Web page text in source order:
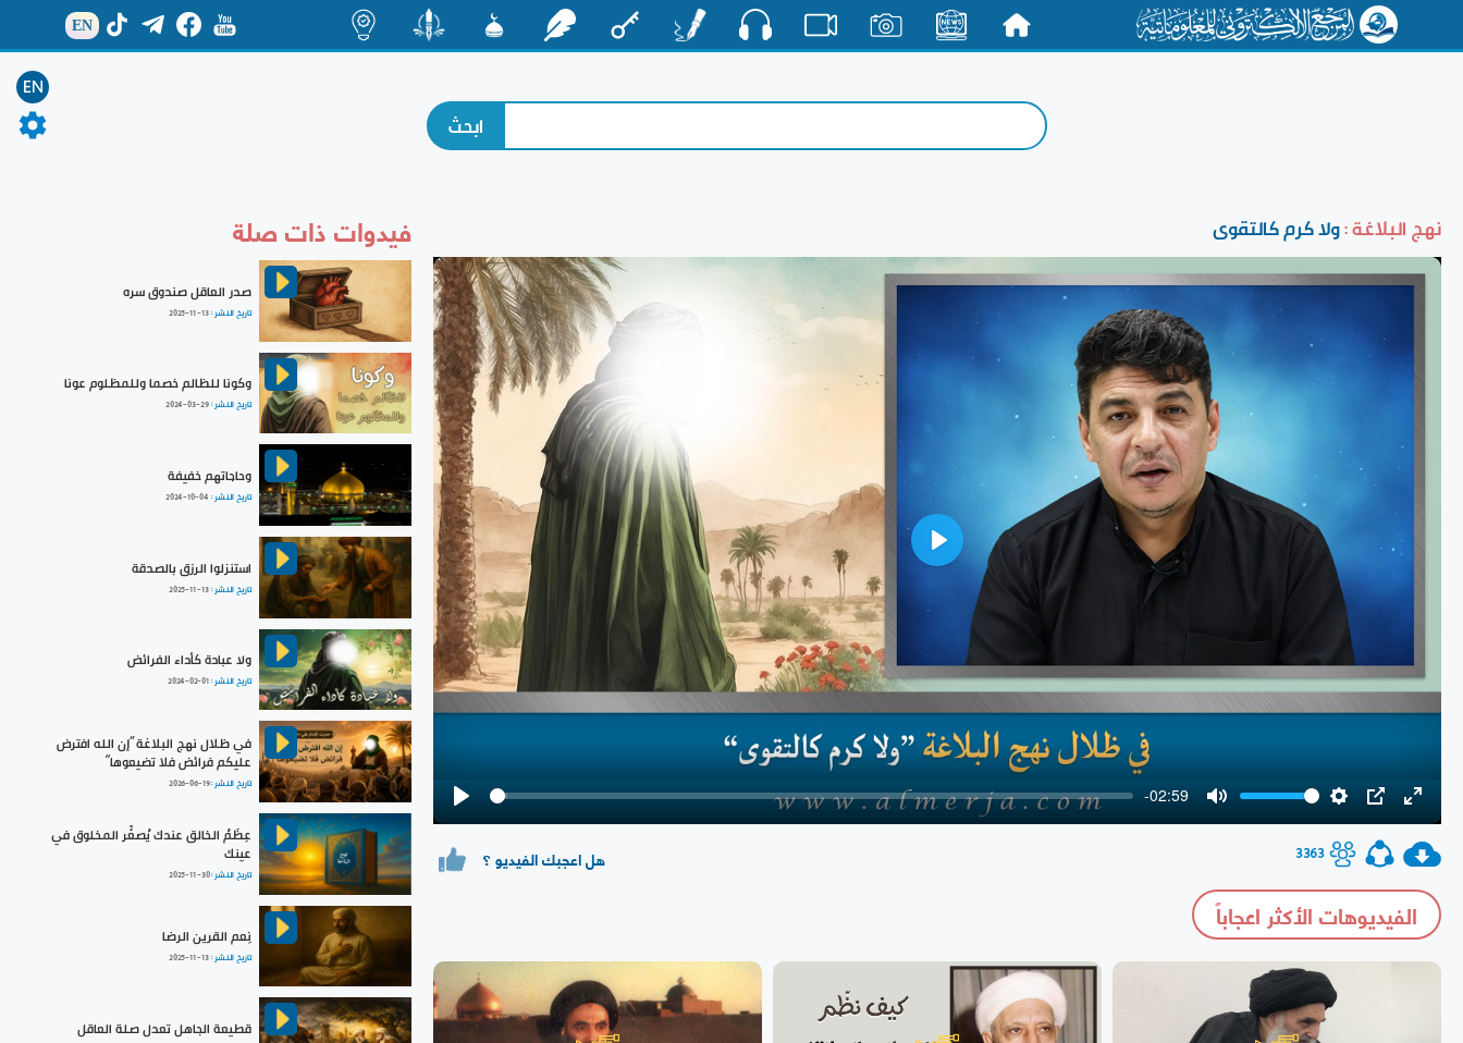
EN
EN
نهج البلاغة :ولا كرم كالتقوى
-02:59
Enter
Play
3363 هل اعجبك الفيديو ؟
الفيديوهات الأكثر اعجاباً
فيدوات ذات صلة
صدر العاقل صندوق سره
تاريخ النشر :2025-11-13
وكونا للظالم خصما وللمظلوم عونا
تاريخ النشر :2024-03-29
وحاجاتهم خفيفة
تاريخ النشر : 2024-10-04
استنزلوا الرزق بالصدقة
تاريخ النشر :2025-11-13
ولا عبادة كأداء الفرائض
تاريخ النشر :2024-02-01
في ظلال نهج البلاغة ”إن الله افترض
عليكم فرائض فلا تضيعوها“
تاريخ النشر :2026-06-19
عِظَمُ الخالق عندك يُصغِّر المخلوق في
عينك
تاريخ النشر :2025-11-30
نِعم القرين الرضا
تاريخ النشر :2025-11-13
قطيعة الجاهل تعدل صلة العاقل